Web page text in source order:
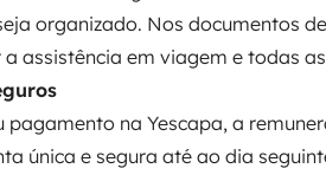
organizado. Nos documentos
assistência em viagem e todas
pagamento na Yescapa, a
única e segura até ao dia
é o nº 47, da
disponibilidade, de o local
cada pick up.
Consumíveis